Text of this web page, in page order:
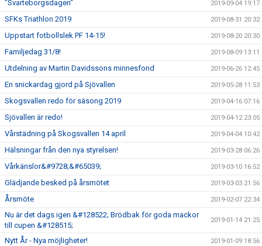
"Svarteborgsdagen" 2019-09-04 19:17
SFKs Triathlon 2019 2019-08-31 20:32
Uppstart fotbollslek PF 14-15! 2019-08-20 20:30
Familjedag 31/8! 2019-08-09 13:11
Utdelning av Martin Davidssons minnesfond 2019-06-26 12:45
En snickardag gjord på Sjövallen 2019-05-28 11:53
Skogsvallen redo för säsong 2019 2019-04-16 07:16
Sjövallen är redo! 2019-04-12 23:05
Vårstädning på Skogsvallen 14 april 2019-04-04 10:42
Hälsningar från den nya styrelsen! 2019-03-28 06:26
Vårkänslor&#9728;&#65039; 2019-03-10 16:52
Glädjande besked på årsmötet 2019-03-03 21:56
Årsmöte 2019-02-07 22:34
Nu är det dags igen &#128522; Brödbak för goda mackor
till cupen &#128515;
2019-01-14 21:25
Nytt År - Nya möjligheter! 2019-01-09 18:56